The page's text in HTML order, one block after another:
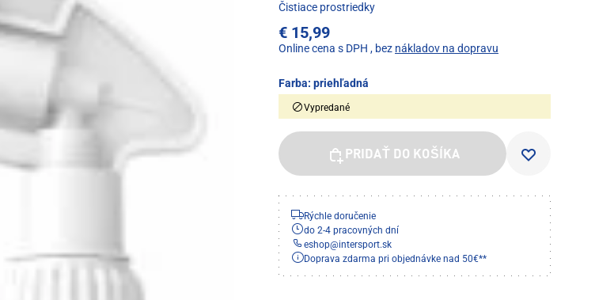
Čistiace prostriedky
€ 15,99
Online cena s DPH , bez nákladov na dopravu
Farba: priehľadná
Vypredané
PRIDAŤ DO KOŠÍKA
Rýchle doručenie
do 2-4 pracovných dní
eshop@intersport.sk
Doprava zdarma pri objednávke nad 50€**